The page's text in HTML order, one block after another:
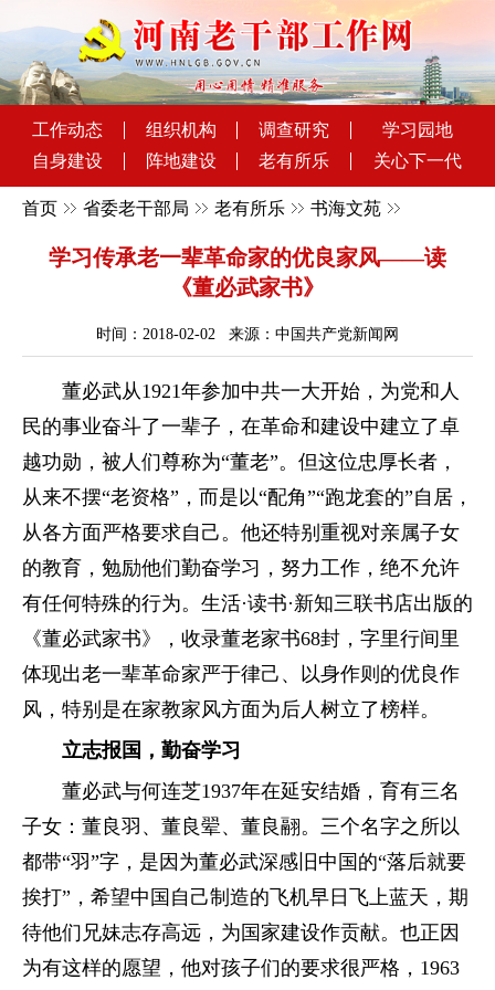
工作动态 组织机构 调查研究
学习园地
自身建设
阵地建设 老有所乐 关心下一代
首页 省委老干部局 老有所乐 书海文苑
学习传承老一辈革命家的优良家风——读
《董必武家书》
时间：2018-02-02 来源：中国共产党新闻网
董必武从1921年参加中共一大开始，为党和人
民的事业奋斗了一辈子，在革命和建设中建立了卓
越功勋，被人们尊称为“董老”。但这位忠厚长者，
从来不摆“老资格”，而是以“配角”“跑龙套的”自居，
从各方面严格要求自己。他还特别重视对亲属子女
的教育，勉励他们勤奋学习，努力工作，绝不允许
有任何特殊的行为。生活·读书·新知三联书店出版的
《董必武家书》，收录董老家书68封，字里行间里
体现出老一辈革命家严于律己、以身作则的优良作
风，特别是在家教家风方面为后人树立了榜样。
立志报国，勤奋学习
董必武与何连芝1937年在延安结婚，育有三名
子女：董良羽、董良翚、董良翮。三个名字之所以
都带“羽”字，是因为董必武深感旧中国的“落后就要
挨打”，希望中国自己制造的飞机早日飞上蓝天，期
待他们兄妹志存高远，为国家建设作贡献。也正因
为有这样的愿望，他对孩子们的要求很严格，1963